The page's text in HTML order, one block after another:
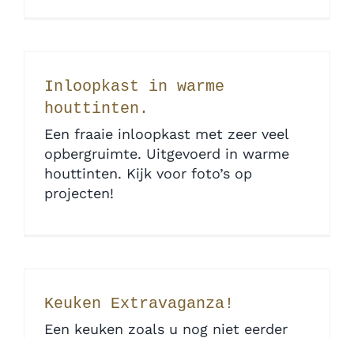
Inloopkast in warme
houttinten.
Een fraaie inloopkast met zeer veel
opbergruimte. Uitgevoerd in warme
houttinten. Kijk voor foto’s op
projecten!
Keuken Extravaganza!
Een keuken zoals u nog niet eerder